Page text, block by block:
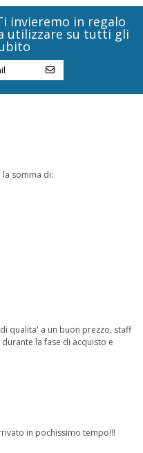
invieremo in regalo
utilizzare su tutti gli
somma di:
qualita' a un buon prezzo, staff
la fase di acquisto e
in pochissimo tempo!!!